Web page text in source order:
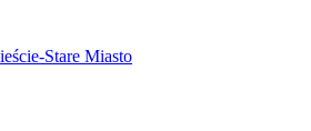
Stare Miasto